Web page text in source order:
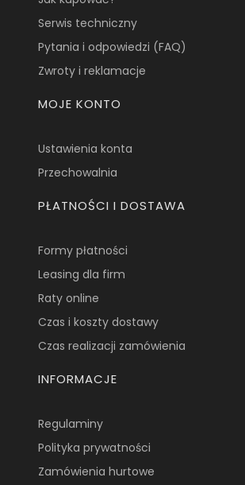
Serwis techniczny
Pytania i odpowiedzi (FAQ)
Zwroty i reklamacje
MOJE KONTO
Ustawienia konta
Przechowalnia
PŁATNOŚCI I DOSTAWA
Formy płatności
Leasing dla firm
Raty online
Czas i koszty dostawy
Czas realizacji zamówienia
INFORMACJE
Regulaminy
Polityka prywatności
Zamówienia hurtowe